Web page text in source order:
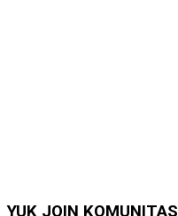
YUK JOIN KOMUNITAS